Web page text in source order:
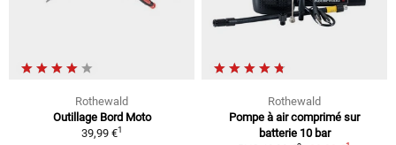
Rothewald
Outillage Bord Moto
39,99 €1
Rothewald
Pompe à air comprimé sur
batterie 10 bar